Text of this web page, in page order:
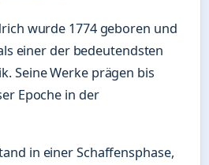
wurde 1774 geboren und
einer der bedeutendsten
Seine Werke prägen bis
Epoche in der
in einer Schaffensphase,